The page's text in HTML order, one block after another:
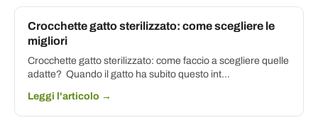
Crocchette gatto sterilizzato: come scegliere le
migliori
Crocchette gatto sterilizzato: come faccio a scegliere quelle
adatte? Quando il gatto ha subito questo int...
Leggi l'articolo →